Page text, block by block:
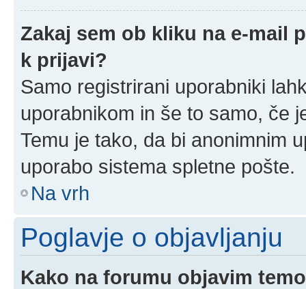
Zakaj sem ob kliku na e-mail
k prijavi?
Samo registrirani uporabniki
uporabnikom in še to samo, če
Temu je tako, da bi anonimnim
uporabo sistema spletne pošte.
Na vrh
Poglavje o objavljanju
Kako na forumu objavim